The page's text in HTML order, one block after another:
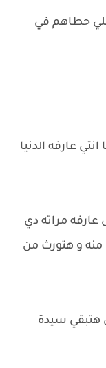
حطاهم في
عارفه الدنيا
مراته دي
و هتورث من
هتبقي سيدة